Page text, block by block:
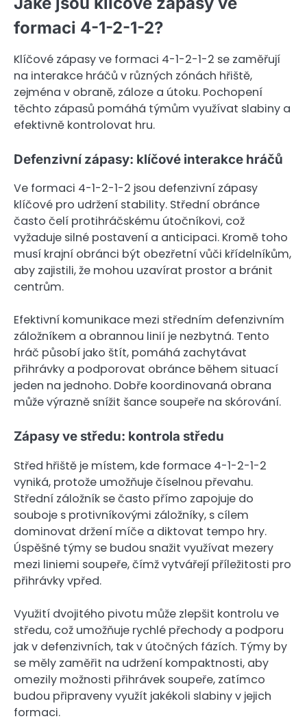
formaci 4-1-2-1-2?
Klíčové zápasy ve formaci 4-1-2-1-2 se zaměřují
na interakce hráčů v různých zónách hřiště,
zejména v obraně, záloze a útoku. Pochopení
těchto zápasů pomáhá týmům využívat slabiny a
efektivně kontrolovat hru.
Defenzivní zápasy: klíčové interakce hráčů
Ve formaci 4-1-2-1-2 jsou defenzivní zápasy
klíčové pro udržení stability. Střední obránce
často čelí protihráčskému útočníkovi, což
vyžaduje silné postavení a anticipaci. Kromě toho
musí krajní obránci být obezřetní vůči křídelníkům,
aby zajistili, že mohou uzavírat prostor a bránit
centrům.
Efektivní komunikace mezi středním defenzivním
záložníkem a obrannou linií je nezbytná. Tento
hráč působí jako štít, pomáhá zachytávat
přihrávky a podporovat obránce během situací
jeden na jednoho. Dobře koordinovaná obrana
může výrazně snížit šance soupeře na skórování.
Zápasy ve středu: kontrola středu
Střed hřiště je místem, kde formace 4-1-2-1-2
vyniká, protože umožňuje číselnou převahu.
Střední záložník se často přímo zapojuje do
souboje s protivníkovými záložníky, s cílem
dominovat držení míče a diktovat tempo hry.
Úspěšné týmy se budou snažit využívat mezery
mezi liniemi soupeře, čímž vytvářejí příležitosti pro
přihrávky vpřed.
Využití dvojitého pivotu může zlepšit kontrolu ve
středu, což umožňuje rychlé přechody a podporu
jak v defenzivních, tak v útočných fázích. Týmy by
se měly zaměřit na udržení kompaktnosti, aby
omezily možnosti přihrávek soupeře, zatímco
budou připraveny využít jakékoli slabiny v jejich
formaci.